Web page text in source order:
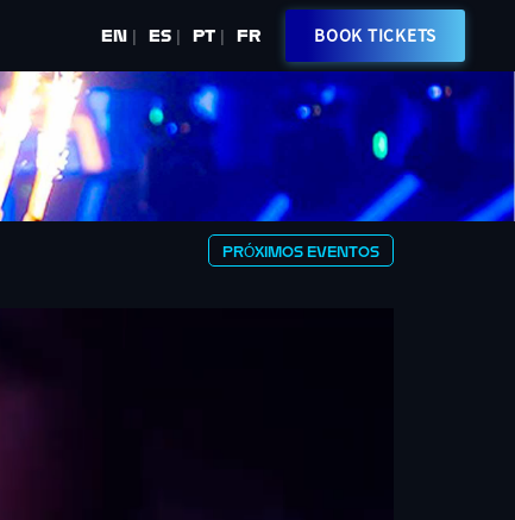
EN | ES | PT | FR BOOK TICKETS
PRÓXIMOS EVENTOS